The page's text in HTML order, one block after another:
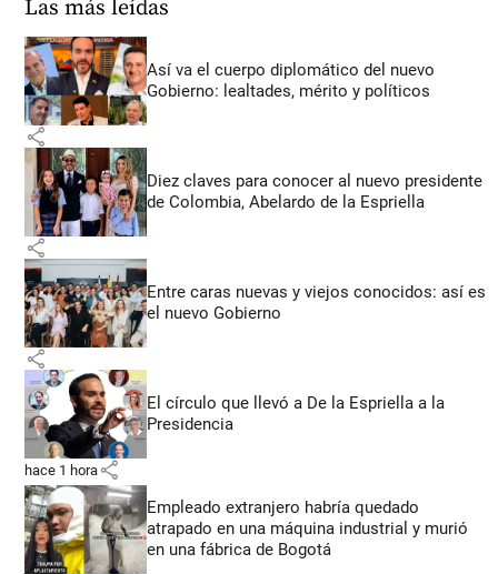
Las más leídas
Así va el cuerpo diplomático del nuevo
Gobierno: lealtades, mérito y políticos
share
Diez claves para conocer al nuevo presidente
de Colombia, Abelardo de la Espriella
share
Entre caras nuevas y viejos conocidos: así es
el nuevo Gobierno
share
El círculo que llevó a De la Espriella a la
Presidencia
hace 1 hora share
Empleado extranjero habría quedado
atrapado en una máquina industrial y murió
en una fábrica de Bogotá